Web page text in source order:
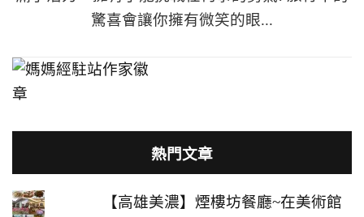
驚喜會讓你擁有微笑的眼...
熱門文章
【高雄美濃】煙樓坊餐廳~在美術館